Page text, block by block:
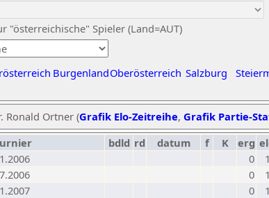
"österreichische" Spieler (Land=AUT)
BurgenlandOberösterreich Salzburg
Ronald Ortner (Grafik Elo-Zeitreihe, Grafik Partie-
bdld rd datum f K erg
0
0
0